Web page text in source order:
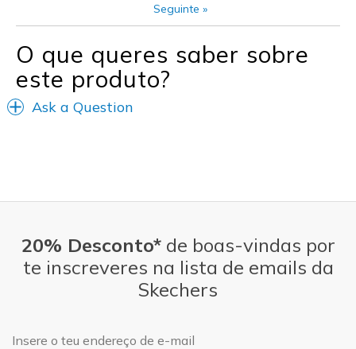
Shoes are for Wearing
Seguinte »
O que queres saber sobre
este produto?
Ask a Question
20% Desconto*de boas-vindas por
te inscreveres na lista de emails da
Skechers
Endereço de e-mail